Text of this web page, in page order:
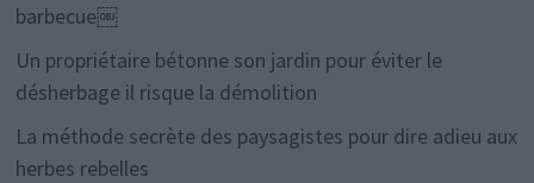
barbecue￼
Un propriétaire bétonne son jardin pour éviter le
désherbage il risque la démolition
La méthode secrète des paysagistes pour dire adieu aux
herbes rebelles